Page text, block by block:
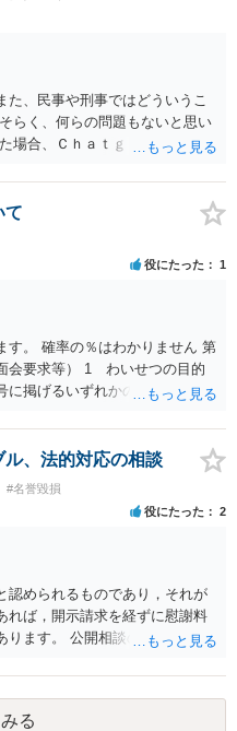
士費用が認められる場合と認
ころでしょう。
た、民事や刑事ではどういうこ
らく、何らの問題もないと思い
場合、Ｃｈａｔｇｐｔがｏｐｅ
社名を特定していない限り、一
まれる可能性が生じるにすぎま
に当たるとは思えませんし、名
中傷の不特定多数への公開に
誰がその内容をｃｈａｔｇｐｔ
ないので、個人や会社の特定
定して書き込んだとして
問われることはないでしょう。
て
役にたった 1
す。 確率の％はわかりません 第
会要求等） 1 わいせつの目的
に掲げるいずれかの行為をした
まれた者に限る。）は、一年以
処する。 一 威迫し、偽計を用
二 拒まれたにもかかわらず、
その他の利益を供与し、又は
要求すること。 2前項の罪を犯
歳未満の者と面会をした者は、
に処する。
、法的対応の相談
#名誉毀損
役にたった 2
認められるものであり，それが
れば，開示請求を経ずに慰謝料
ります。 公開相談の場では回答
る